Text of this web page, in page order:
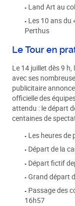
Land Art au
Les 10 ans du
Perthus
Le Tour en
Le 14 juillet dès 9
avec ses
publicitaire
officielle des
attendu : le départ
centaines de
Les heures de
Départ de la
Départ fictif
Grand départ
Passage des
16h57